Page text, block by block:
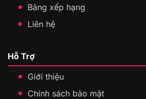
Bảng xếp hạng
Liên hệ
Hỗ Trợ
Giới thiệu
Chính sách bảo mật